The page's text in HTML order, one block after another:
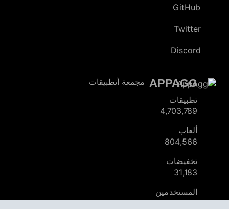
GitHub
Twitter
Discord
APPAGG مجمعة أتطبيقات
تطبيقات
4,703,789
ألعاب
804,566
تخفيضات
31,183
المستخدمين
559,266